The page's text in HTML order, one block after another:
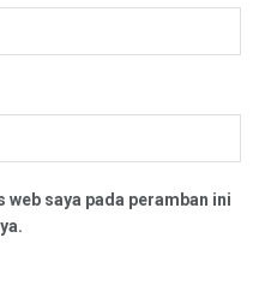
saya pada peramban ini